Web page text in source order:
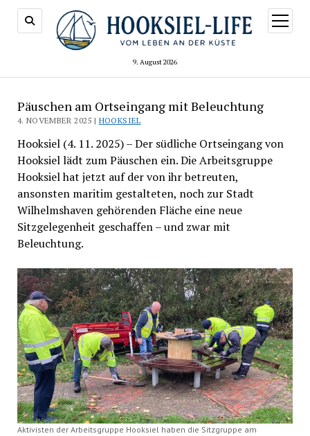
9. August 2026
Menü
öffnen
Päuschen am Ortseingang mit Beleuchtung
4. NOVEMBER 2025 | HOOKSIEL
Hooksiel (4. 11. 2025) – Der südliche Ortseingang von
Hooksiel lädt zum Päuschen ein. Die Arbeitsgruppe
Hooksiel hat jetzt auf der von ihr betreuten,
ansonsten maritim gestalteten, noch zur Stadt
Wilhelmshaven gehörenden Fläche eine neue
Sitzgelegenheit geschaffen – und zwar mit
Beleuchtung.
Aktivisten der Arbeitsgruppe Hooksiel haben die Sitzgruppe am